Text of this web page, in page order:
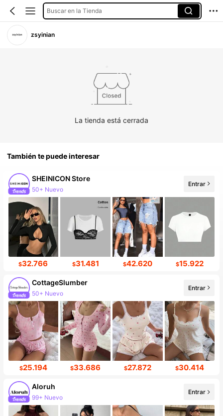
Buscar en la Tienda
zsyinian
La tienda está cerrada
También te puede interesar
SHEINICON Store
50+ Nuevo
Entrar
$32.766 $31.481 $42.620 $15.922
CottageSlumber
50+ Nuevo
Entrar
$25.194 $33.686 $27.872 $30.414
Aloruh
99+ Nuevo
Entrar